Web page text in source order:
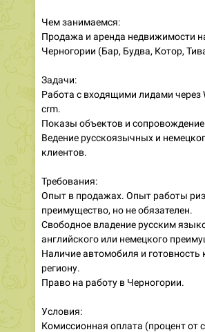
Чем занимаемся:
Продажа и аренда недвижимости
Черногории (Бар, Будва, Котор,
Задачи:
Работа с входящими лидами через
crm.
Показы объектов и сопровождение
Ведение русскоязычных и
клиентов.
Требования:
Опыт в продажах. Опыт работы
преимущество, но не обязателен.
Свободное владение русским
английского или немецкого
Наличие автомобиля и готовность
региону.
Право на работу в Черногории.
Условия:
Комиссионная оплата (процент от